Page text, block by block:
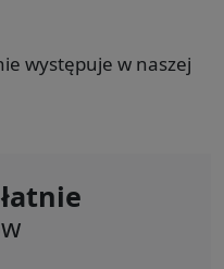
występuje w naszej